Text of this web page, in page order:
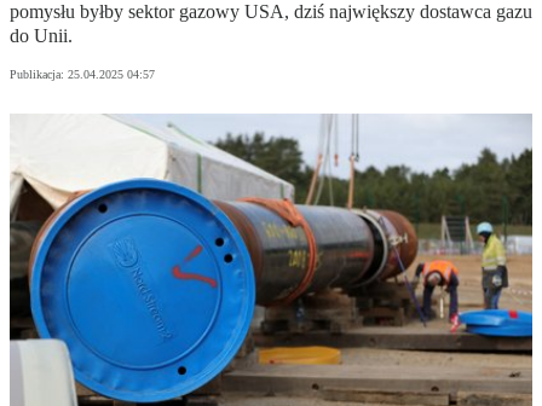
pomysłu byłby sektor gazowy USA, dziś największy dostawca gazu
do Unii.
Publikacja: 25.04.2025 04:57